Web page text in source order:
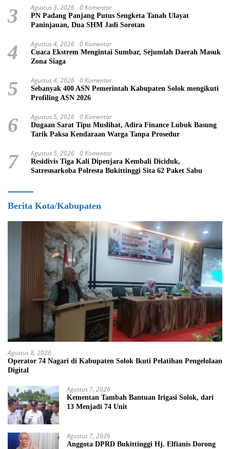
3 Agustus 3, 2026 0 Komentar
PN Padang Panjang Putus Sengketa Tanah Ulayat
Paninjauan, Dua SHM Jadi Sorotan
4 Agustus 4, 2026 0 Komentar
Cuaca Ekstrem Mengintai Sumbar, Sejumlah Daerah Masuk
Zona Siaga
5 Agustus 4, 2026 0 Komentar
Sebanyak 400 ASN Pemerintah Kabupaten Solok mengikuti
Profiling ASN 2026
6 Agustus 5, 2026 0 Komentar
Dugaan Sarat Tipu Muslihat, Adira Finance Lubuk Basung
Tarik Paksa Kendaraan Warga Tanpa Prosedur
7 Agustus 5, 2026 0 Komentar
Residivis Tiga Kali Dipenjara Kembali Diciduk,
Satresnarkoba Polresta Bukittinggi Sita 62 Paket Sabu
Berita Kota/Kabupaten
Agustus 8, 2026
Operator 74 Nagari di Kabupaten Solok Ikuti Pelatihan Pengelolaan
Digital
Agustus 7, 2026
Kementan Tambah Bantuan Irigasi Solok, dari
13 Menjadi 74 Unit
Agustus 7, 2026
Anggota DPRD Bukittinggi Hj. Elfianis Dorong